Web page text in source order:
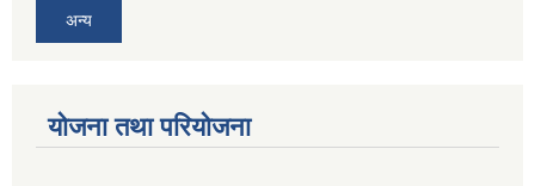
अन्य
योजना तथा परियोजना